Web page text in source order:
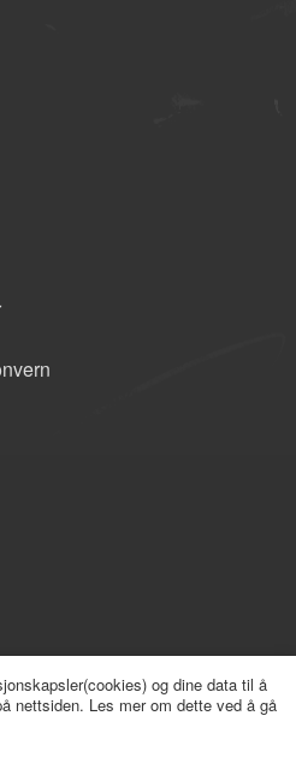
og dine data til å
nettsiden. Les mer om dette ved å gå